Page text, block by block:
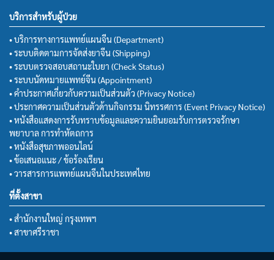
บริการสำหรับผู้ป่วย
• บริการทางการแพทย์แผนจีน (Department)
• ระบบติดตามการจัดส่งยาจีน (Shipping)
• ระบบตรวจสอบสถานะใบยา (Check Status)
• ระบบนัดหมายแพทย์จีน (Appointment)
• คำประกาศเกี่ยวกับความเป็นส่วนตัว (Privacy Notice)
• ประกาศความเป็นส่วนตัวด้านกิจกรรม นิทรรศการ (Event Privacy Notice)
• หนังสือแสดงการรับทราบข้อมูลและความยินยอมรับการตรวจรักษา
พยาบาล การทำหัตถการ
• หนังสือสุขภาพออนไลน์
• ข้อเสนอแนะ / ข้อร้องเรียน
• วารสารการแพทย์แผนจีนในประเทศไทย
ที่ตั้งสาขา
• สำนักงานใหญ่ กรุงเทพฯ
• สาขาศรีราชา